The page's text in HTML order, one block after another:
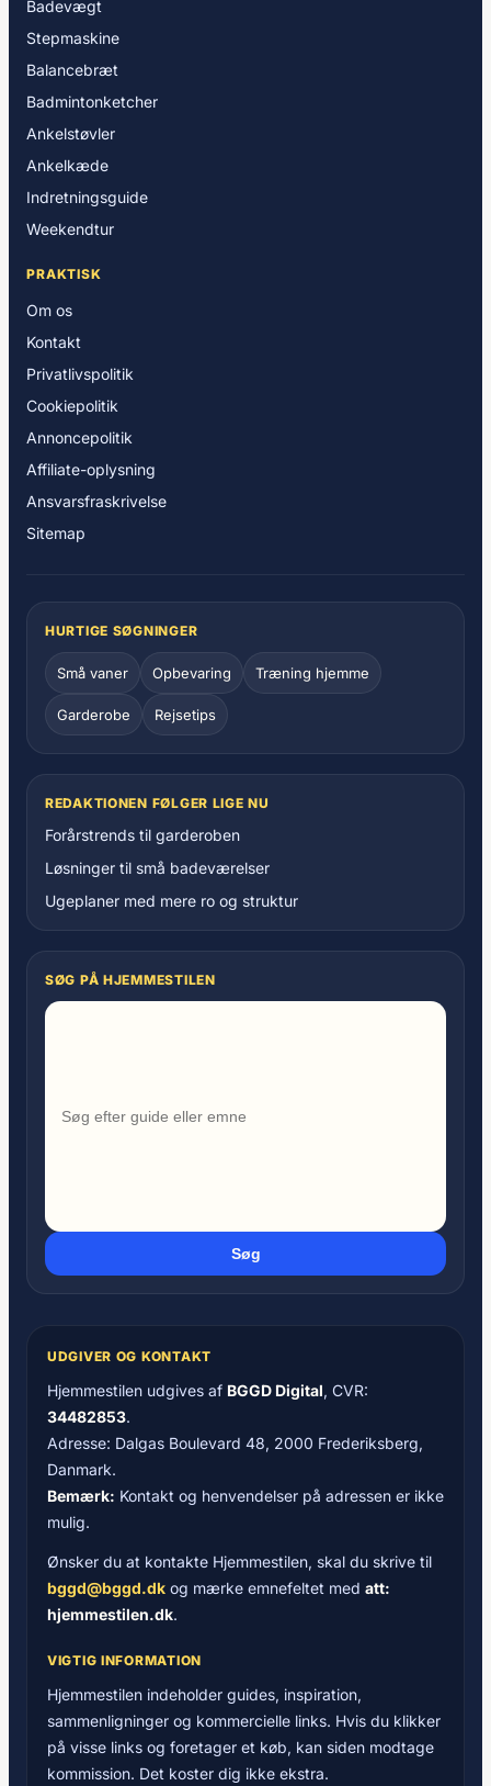
Badevægt
Stepmaskine
Balancebræt
Badmintonketcher
Ankelstøvler
Ankelkæde
Indretningsguide
Weekendtur
PRAKTISK
Om os
Kontakt
Privatlivspolitik
Cookiepolitik
Annoncepolitik
Affiliate-oplysning
Ansvarsfraskrivelse
Sitemap
HURTIGE SØGNINGER
Små vaner Opbevaring Træning hjemme
Garderobe Rejsetips
REDAKTIONEN FØLGER LIGE NU
Forårstrends til garderoben
Løsninger til små badeværelser
Ugeplaner med mere ro og struktur
SØG PÅ HJEMMESTILEN
Søg
UDGIVER OG KONTAKT
Hjemmestilen udgives af BGGD Digital, CVR:
34482853.
Adresse: Dalgas Boulevard 48, 2000 Frederiksberg,
Danmark.
Bemærk: Kontakt og henvendelser på adressen er ikke
mulig.
Ønsker du at kontakte Hjemmestilen, skal du skrive til
bggd@bggd.dk og mærke emnefeltet med att:
hjemmestilen.dk.
VIGTIG INFORMATION
Hjemmestilen indeholder guides, inspiration,
sammenligninger og kommercielle links. Hvis du klikker
på visse links og foretager et køb, kan siden modtage
kommission. Det koster dig ikke ekstra.